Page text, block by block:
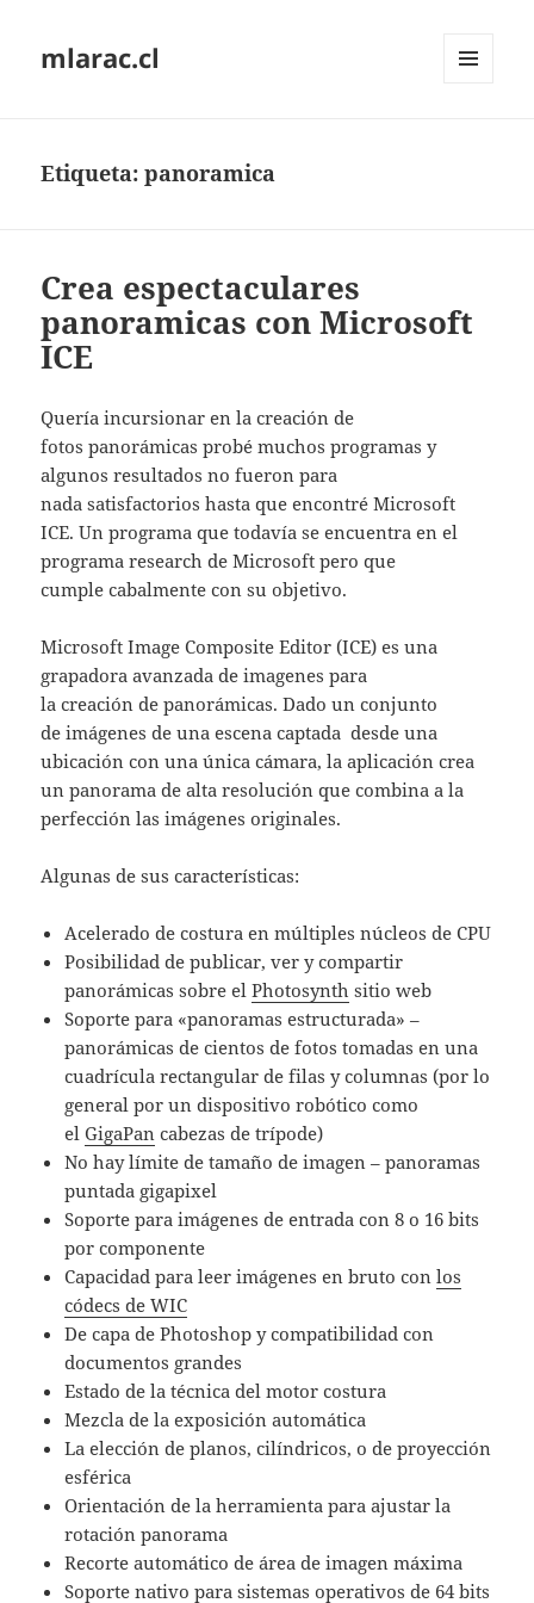
mlarac.cl
Etiqueta:panoramica
Crea espectaculares
panoramicas con Microsoft
ICE
Quería incursionar en la creación de
fotos panorámicas probé muchos programas y
algunos resultados no fueron para
nada satisfactorios hasta que encontré Microsoft
ICE. Un programa que todavía se encuentra en el
programa research de Microsoft pero que
cumple cabalmente con su objetivo.
Microsoft Image Composite Editor (ICE) es una
grapadora avanzada de imagenes para
la creación de panorámicas. Dado un conjunto
de imágenes de una escena captada desde una
ubicación con una única cámara, la aplicación crea
un panorama de alta resolución que combina a la
perfección las imágenes originales.
Algunas de sus características:
Acelerado de costura en múltiples núcleos de CPU
Posibilidad de publicar, ver y compartir
panorámicas sobre elPhotosynth sitio web
Soporte para «panoramas estructurada» –
panorámicas de cientos de fotos tomadas en una
cuadrícula rectangular de filas y columnas (por lo
general por un dispositivo robótico como
elGigaPan cabezas de trípode)
No hay límite de tamaño de imagen – panoramas
puntada gigapixel
Soporte para imágenes de entrada con 8 o 16 bits
por componente
Capacidad para leer imágenes en bruto conlos
códecs de WIC
De capa de Photoshop y compatibilidad con
documentos grandes
Estado de la técnica del motor costura
Mezcla de la exposición automática
La elección de planos, cilíndricos, o de proyección
esférica
Orientación de la herramienta para ajustar la
rotación panorama
Recorte automático de área de imagen máxima
Soporte nativo para sistemas operativos de 64 bits